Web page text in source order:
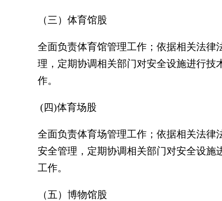
（三）体育馆股
全面负责体育馆管理工作；依据相关法
理，定期协调相关部门对安全设施进行
作。
(四)体育场股
全面负责体育场管理工作；依据相关法
安全管理，定期协调相关部门对安全设
工作。
（五）博物馆股